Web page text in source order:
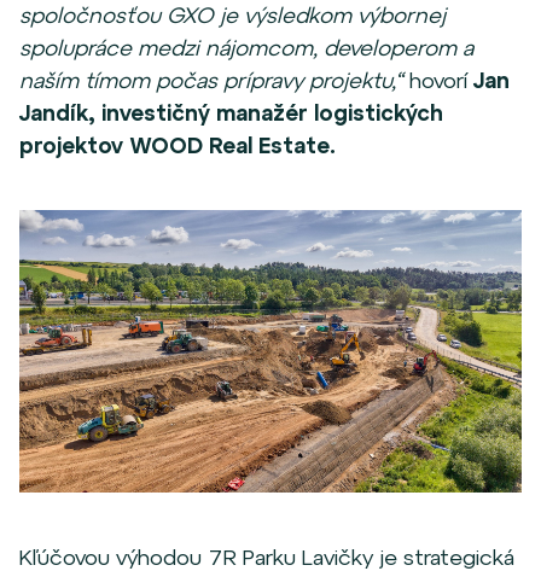
spoločnosťou GXO je výsledkom výbornej
spolupráce medzi nájomcom, developerom a
naším tímom počas prípravy projektu,“hovoríJan
Jandík, investičný manažér logistických
projektov WOOD Real Estate.
Kľúčovou výhodou 7R Parku Lavičky je strategická